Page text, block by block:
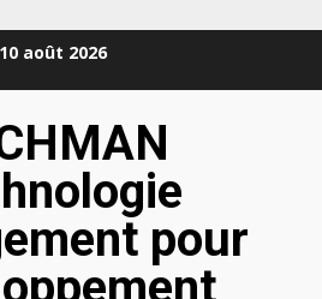
10 août 2026
pour